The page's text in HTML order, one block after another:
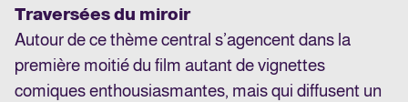
Traversées du miroir
Autour de ce thème central s’agencent dans la
première moitié du film autant de vignettes
comiques enthousiasmantes, mais qui diffusent un